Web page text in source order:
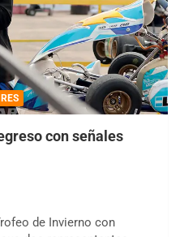
con señales
de Invierno con